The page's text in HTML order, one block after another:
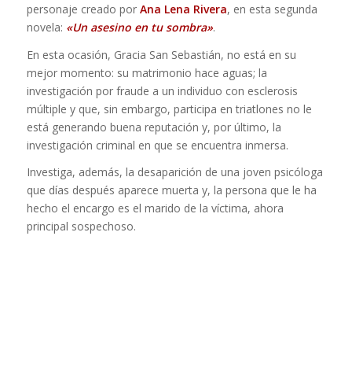
personaje creado por Ana Lena Rivera, en esta segunda
novela: «Un asesino en tu sombra».
En esta ocasión, Gracia San Sebastián, no está en su
mejor momento: su matrimonio hace aguas; la
investigación por fraude a un individuo con esclerosis
múltiple y que, sin embargo, participa en triatlones no le
está generando buena reputación y, por último, la
investigación criminal en que se encuentra inmersa.
Investiga, además, la desaparición de una joven psicóloga
que días después aparece muerta y, la persona que le ha
hecho el encargo es el marido de la víctima, ahora
principal sospechoso.